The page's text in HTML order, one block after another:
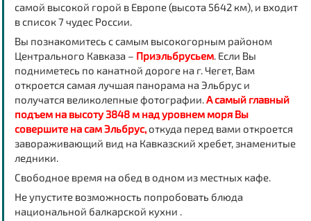
самой высокой горой в Европе (высота 5642 км), и входит
в список 7 чудес России.
Вы познакомитесь с самым высокогорным районом
Центрального Кавказа – Приэльбрусьем. Если Вы
подниметесь по канатной дороге на г. Чегет, Вам
откроется самая лучшая панорама на Эльбрус и
получатся великолепные фотографии.А самый главный
подъем на высоту 3848 м над уровнем моря Вы
совершите на сам Эльбрус,откуда перед вами откроется
завораживающий вид на Кавказский хребет, знаменитые
ледники.
Свободное время на обед в одном из местных кафе.
Не упустите возможность попробовать блюда
национальной балкарской кухни .